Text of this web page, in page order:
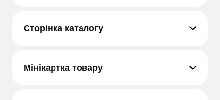
Сторінка каталогу
Мінікартка товару